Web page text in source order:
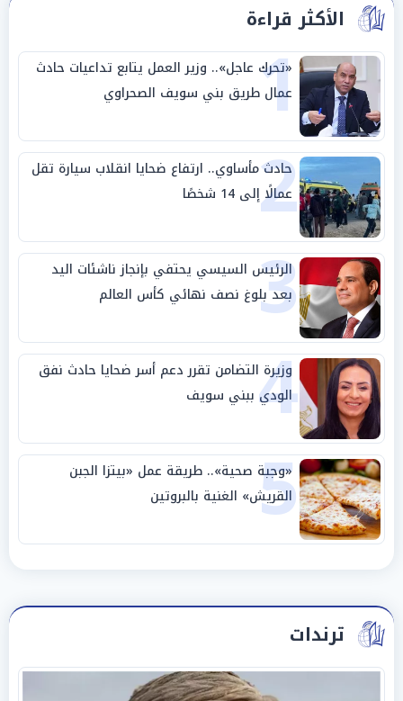
الأكثر قراءة
1
«تحرك عاجل».. وزير العمل يتابع تداعيات حادث
عمال طريق بني سويف الصحراوي
2
حادث مأساوي.. ارتفاع ضحايا انقلاب سيارة تقل
عمالًا إلى 14 شخصًا
3
الرئيس السيسي يحتفي بإنجاز ناشئات اليد
بعد بلوغ نصف نهائي كأس العالم
4
وزيرة التضامن تقرر دعم أسر ضحايا حادث نفق
الودي ببني سويف
5
«وجبة صحية».. طريقة عمل «بيتزا الجبن
القريش» الغنية بالبروتين
ترندات